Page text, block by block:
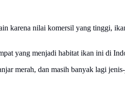
karena nilai komersil yang tinggi,
yang menjadi habitat ikan ini di
merah, dan masih banyak lagi